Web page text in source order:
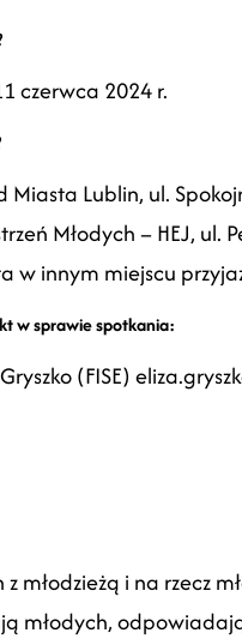
czerwca 2024 r.
Miasta Lublin, ul.
Młodych – HEJ, ul.
w innym miejscu
w sprawie spotkania:
(FISE)
i na rzecz
młodych,